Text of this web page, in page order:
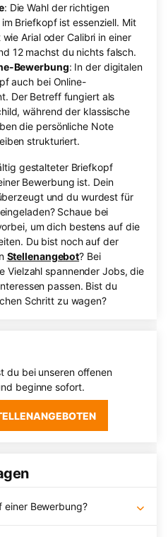
: Die Wahl der richtigen
Briefkopf ist essenziell. Mit
Arial oder Calibri in einer
12 machst du nichts falsch.
Bewerbung: In der digitalen
auch bei Online-
Der Betreff fungiert als
während der klassische
die persönliche Note
strukturiert.
gestalteter Briefkopf
Bewerbung ist. Dein
und du wurdest für
eingeladen? Schaue bei
um dich bestens auf die
Du bist noch auf der
Stellenangebot? Bei
Vielzahl spannender Jobs, die
passen. Bist du
Schritt zu wagen?
du bei unseren offenen
beginne sofort.
einer Bewerbung?